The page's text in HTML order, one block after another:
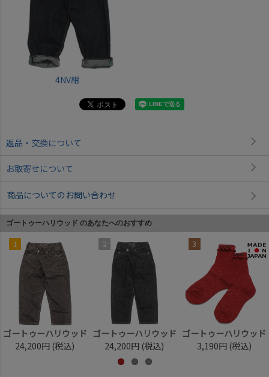
4NV紺
返品・交換について
お取寄せについて
商品についてのお問い合わせ
ゴートゥーハリウッド のあなたへのおすすめ
1
ゴートゥーハリウッド
24,200円 (税込)
2
ゴートゥーハリウッド
24,200円 (税込)
3
ゴートゥーハリウッド
3,190円 (税込)